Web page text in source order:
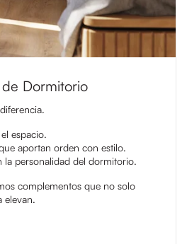
Dormitorio
espacio.
aportan orden con estilo.
la personalidad del dormitorio.
complementos que no solo
elevan.